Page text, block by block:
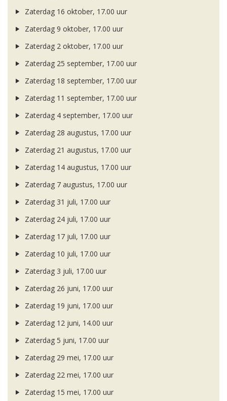
Zaterdag 16 oktober, 17.00 uur
Zaterdag 9 oktober, 17.00 uur
Zaterdag 2 oktober, 17.00 uur
Zaterdag 25 september, 17.00 uur
Zaterdag 18 september, 17.00 uur
Zaterdag 11 september, 17.00 uur
Zaterdag 4 september, 17.00 uur
Zaterdag 28 augustus, 17.00 uur
Zaterdag 21 augustus, 17.00 uur
Zaterdag 14 augustus, 17.00 uur
Zaterdag 7 augustus, 17.00 uur
Zaterdag 31 juli, 17.00 uur
Zaterdag 24 juli, 17.00 uur
Zaterdag 17 juli, 17.00 uur
Zaterdag 10 juli, 17.00 uur
Zaterdag 3 juli, 17.00 uur
Zaterdag 26 juni, 17.00 uur
Zaterdag 19 juni, 17.00 uur
Zaterdag 12 juni, 14.00 uur
Zaterdag 5 juni, 17.00 uur
Zaterdag 29 mei, 17.00 uur
Zaterdag 22 mei, 17.00 uur
Zaterdag 15 mei, 17.00 uur